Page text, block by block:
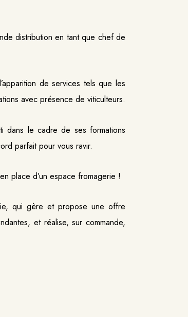
distribution en tant que chef de
de services tels que les
avec présence de viticulteurs.
dans le cadre de ses formations
parfait pour vous ravir.
place d’un espace fromagerie !
qui gère et propose une offre
et réalise, sur commande,